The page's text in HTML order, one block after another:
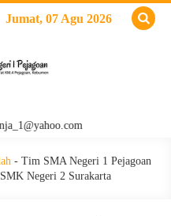
Jumat, 07 Agu 2026
- Tim SMA Negeri 1 Pejagoan
Negeri 2 Surakarta